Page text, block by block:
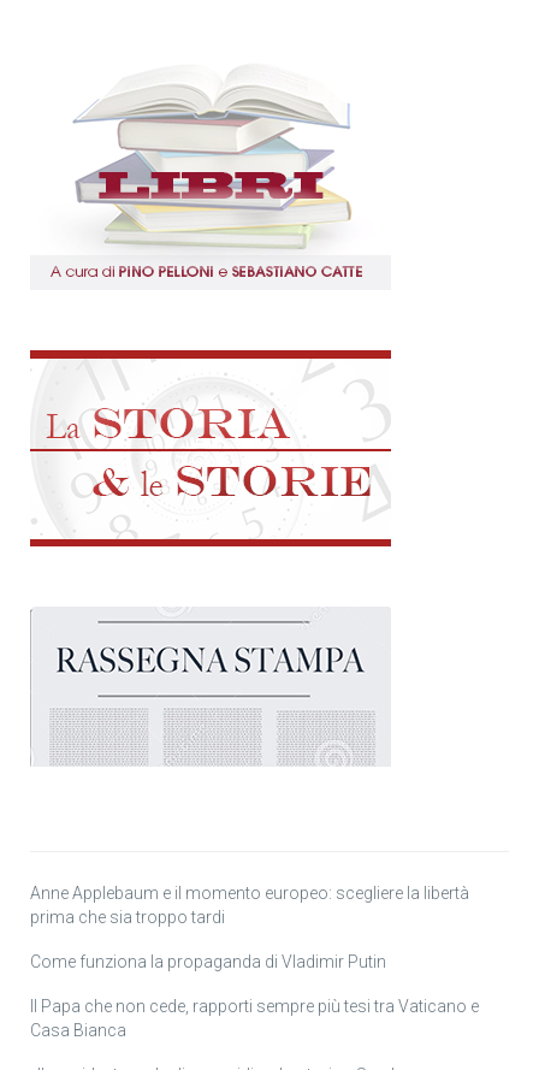
Anne Applebaum e il momento europeo: scegliere la libertà
prima che sia troppo tardi
Come funziona la propaganda di Vladimir Putin
Il Papa che non cede, rapporti sempre più tesi tra Vaticano e
Casa Bianca